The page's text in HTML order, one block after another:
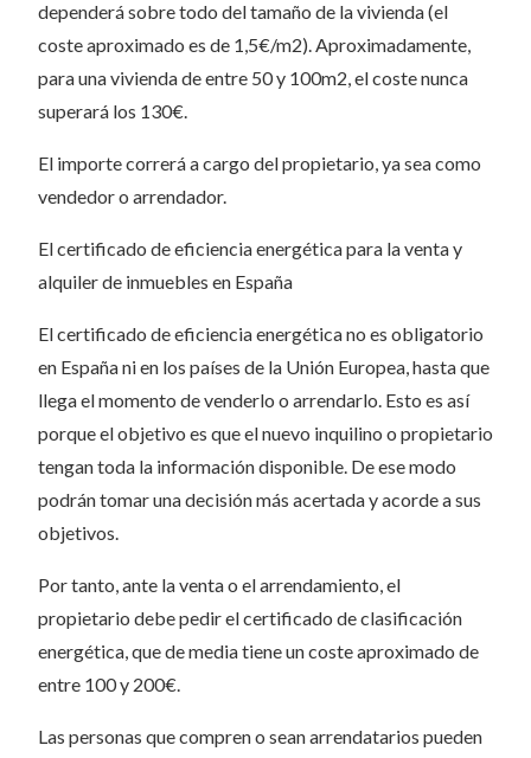
dependerá sobre todo del tamaño de la vivienda (el
coste aproximado es de 1,5€/m2). Aproximadamente,
para una vivienda de entre 50 y 100m2, el coste nunca
superará los 130€.
El importe correrá a cargo del propietario, ya sea como
vendedor o arrendador.
El certificado de eficiencia energética para la venta y
alquiler de inmuebles en España
El certificado de eficiencia energética no es obligatorio
en España ni en los países de la Unión Europea, hasta que
llega el momento de venderlo o arrendarlo. Esto es así
porque el objetivo es que el nuevo inquilino o propietario
tengan toda la información disponible. De ese modo
podrán tomar una decisión más acertada y acorde a sus
objetivos.
Por tanto, ante la venta o el arrendamiento, el
propietario debe pedir el certificado de clasificación
energética, que de media tiene un coste aproximado de
entre 100 y 200€.
Las personas que compren o sean arrendatarios pueden